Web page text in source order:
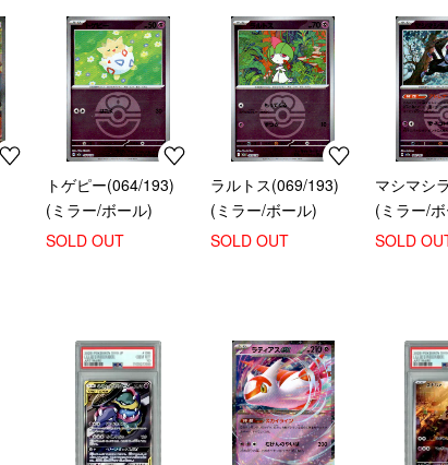
トゲピー(064/193)
(ミラー/ボール)
SOLD OUT
ラルトス(069/193)
(ミラー/ボール)
SOLD OUT
マシマシ
(ミラー/
SOLD